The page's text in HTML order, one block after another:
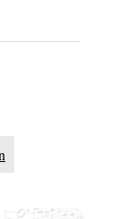
Scofield